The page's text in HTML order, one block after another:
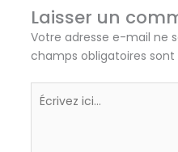
Laisser un
Votre adresse e-mail ne
champs obligatoires
Écrivez
ici…